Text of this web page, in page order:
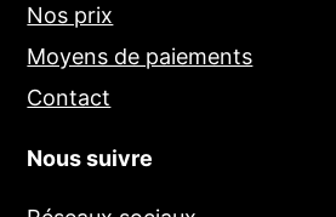
Nos prix
Moyens de paiements
Contact
Nous suivre